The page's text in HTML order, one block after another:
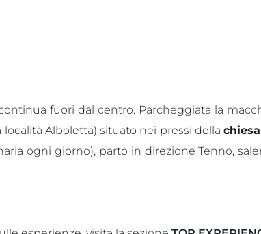
fuori dal centro. Parcheggiata la
località Alboletta) situato nei pressi della
ogni giorno), parto in direzione Tenno,